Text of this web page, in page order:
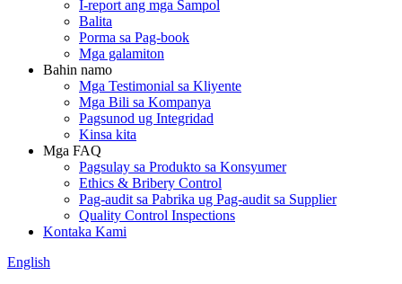
I-report ang mga Sampol
Balita
Porma sa Pag-book
Mga galamiton
Bahin namo
Mga Testimonial sa Kliyente
Mga Bili sa Kompanya
Pagsunod ug Integridad
Kinsa kita
Mga FAQ
Pagsulay sa Produkto sa Konsyumer
Ethics & Bribery Control
Pag-audit sa Pabrika ug Pag-audit sa Supplier
Quality Control Inspections
Kontaka Kami
English